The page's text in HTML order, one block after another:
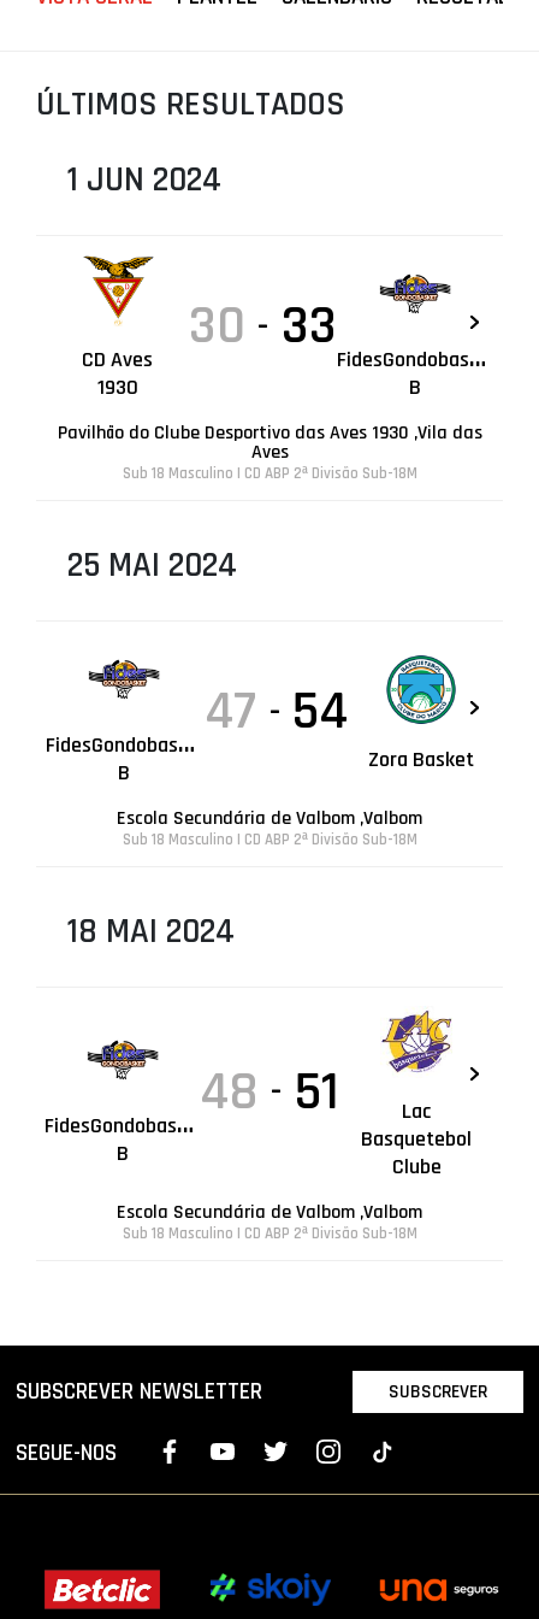
LIGA BETCLIC MASCULINA
LIGA BETCLIC FEMININA
ÚLTIMOS RESULTADOS
1 JUN 2024
CD Aves
1930
30 - 33 F
idesGondobasket
B
Pavilhão do Clube Desportivo das Aves 1930 ,Vila das
Aves
Sub 18 Masculino | CD ABP 2ª Divisão Sub-18M
25 MAI 2024
F
idesGondobasket
B
47 - 54
Zora Basket
Escola Secundária de Valbom ,Valbom
Sub 18 Masculino | CD ABP 2ª Divisão Sub-18M
18 MAI 2024
F
idesGondobasket
B
48 - 51
Lac
Basquetebol
Clube
Escola Secundária de Valbom ,Valbom
Sub 18 Masculino | CD ABP 2ª Divisão Sub-18M
SUBSCREVER NEWSLETTER SUBSCREVER
SEGUE-NOS